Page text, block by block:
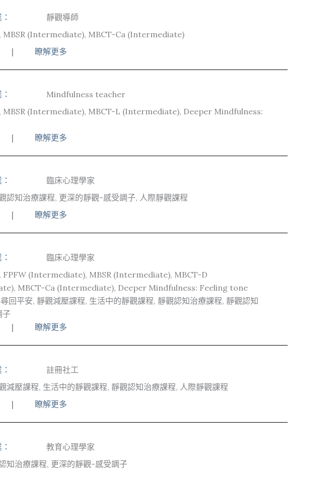
靜觀導師
(Intermediate), MBCT-Ca (Intermediate)
| 瞭解更多
Mindfulness teacher
(Intermediate), MBCT-L (Intermediate), Deeper Mindfulness:
| 瞭解更多
臨床心理學家
認知治療課程, 更深的靜觀-感受調子, 人際靜觀課程
| 瞭解更多
臨床心理學家
(Intermediate), MBSR (Intermediate), MBCT-D
MBCT-Ca (Intermediate), Deeper Mindfulness: Feeling tone
回平安, 靜觀減壓課程, 生活中的靜觀課程, 靜觀認知治療課程, 靜觀認知
子
| 瞭解更多
註冊社工
減壓課程, 生活中的靜觀課程, 靜觀認知治療課程, 人際靜觀課程
| 瞭解更多
教育心理學家
知治療課程, 更深的靜觀-感受調子